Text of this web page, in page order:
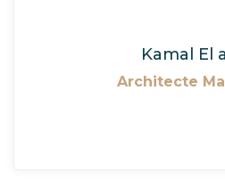
Kamal El
Architecte